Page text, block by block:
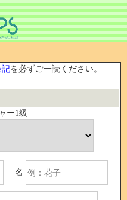
記を必ずご一読ください。
ー1級
名